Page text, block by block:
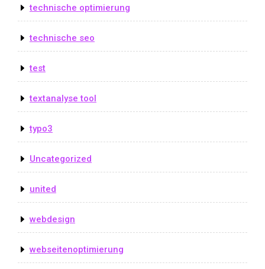
technische optimierung
technische seo
test
textanalyse tool
typo3
Uncategorized
united
webdesign
webseitenoptimierung